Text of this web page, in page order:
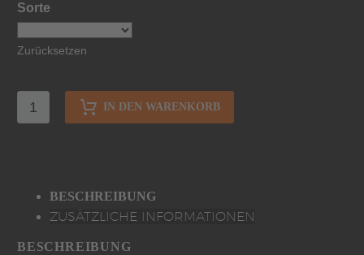
Sorte
Zurücksetzen
IN DEN WARENKORB
BESCHREIBUNG
ZUSÄTZLICHE INFORMATIONEN
BESCHREIBUNG